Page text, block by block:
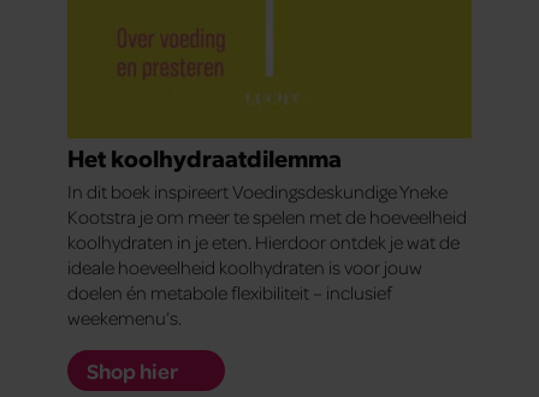
Het koolhydraatdilemma
In dit boek inspireert Voedingsdeskundige Yneke
Kootstra je om meer te spelen met de hoeveelheid
koolhydraten in je eten. Hierdoor ontdek je wat de
ideale hoeveelheid koolhydraten is voor jouw
doelen én metabole flexibiliteit – inclusief
weekemenu’s.
Shop hier